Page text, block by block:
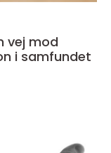
vej mod
i samfundet